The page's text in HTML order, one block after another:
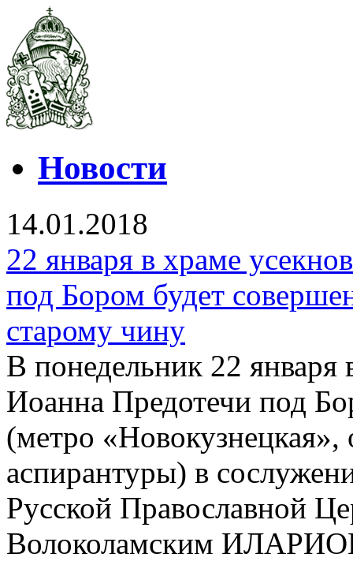
Новости
14.01.2018
22 января в храме
под Бором будет
старому чину
В понедельник 22 января
Иоанна Предотечи под
(метро
аспирантуры) в
Русской Православной
Волоколамским